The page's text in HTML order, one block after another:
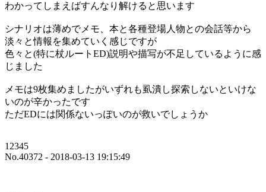
わかってしまえばすんなり解けると思います
シナリオは薄めでメモ、本と各種登場人物との会話等から
淡々と情報を集めていく感じですが
色々と(特に杖ルートED)説明や描写が不足しているように感
じました
メモは9枚集めましたがいずれも虱潰し探索しないといけな
いのが辛かったです
ただEDには関係ないっぽいのが救いでしょうか
12345
No.40372 - 2018-03-13 19:15:49